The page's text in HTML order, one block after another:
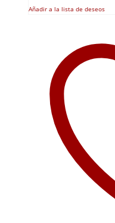
Añadir a la lista de deseos